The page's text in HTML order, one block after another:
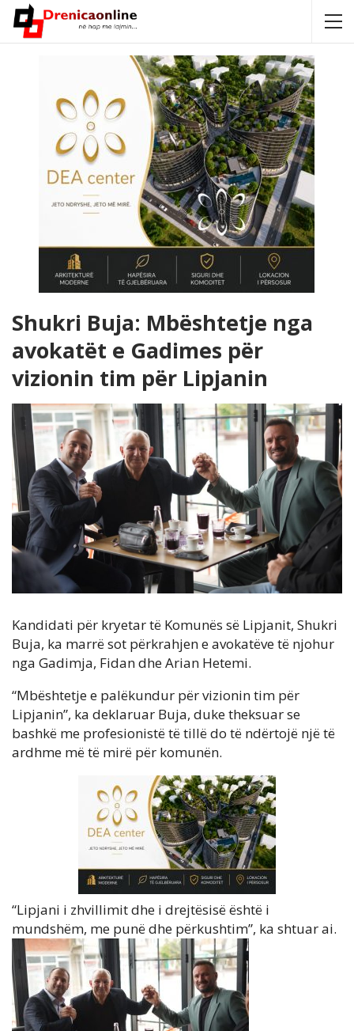
Shukri Buja: Mbështetje nga
avokatët e Gadimes për
vizionin tim për Lipjanin
Kandidati për kryetar të Komunës së Lipjanit, Shukri
Buja, ka marrë sot përkrahjen e avokatëve të njohur
nga Gadimja, Fidan dhe Arian Hetemi.
“Mbështetje e palëkundur për vizionin tim për
Lipjanin”, ka deklaruar Buja, duke theksuar se
bashkë me profesionistë të tillë do të ndërtojë një të
ardhme më të mirë për komunën.
“Lipjani i zhvillimit dhe i drejtësisë është i
mundshëm, me punë dhe përkushtim”, ka shtuar ai.